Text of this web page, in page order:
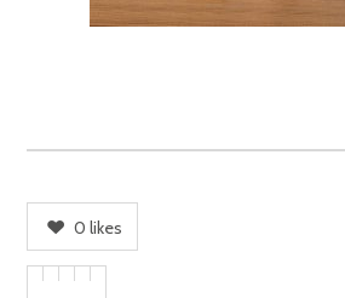
0 likes